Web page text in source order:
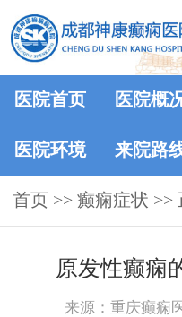
医院首页 医院概
医院环境 来院路
首页 >> 癫痫症状 >>
原发性癫痫
来源：重庆癫痫